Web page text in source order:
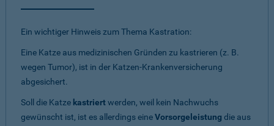
Ein wichtiger Hinweis zum Thema Kastration:
Eine Katze aus medizinischen Gründen zu kastrieren (z. B.
wegen Tumor), ist in der Katzen-Krankenversicherung
abgesichert.
Soll die Katze kastriertwerden, weil kein Nachwuchs
gewünscht ist, ist es allerdings eineVorsorgeleistung die aus